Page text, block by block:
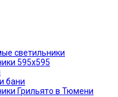
светильники
595х595
бани
Грильято в Тюмени